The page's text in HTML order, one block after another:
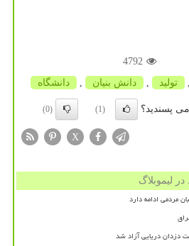
4792
, تولید , دانش بنیان , دانشگاه
پسندید؟ (1)
(0)
X
لیموبلاگ
مردمی ادامه دارد
دزدان دریایی آزاد شد